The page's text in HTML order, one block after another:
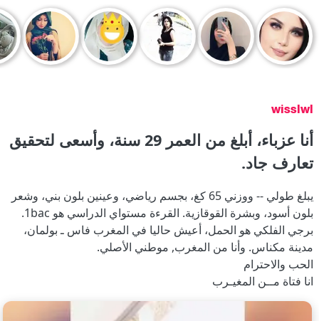
wisslwl
أنا عزباء، أبلغ من العمر 29 سنة، وأسعى لتحقيق
تعارف جاد.
يبلغ طولي -- ووزني 65 كغ، بجسم رياضي، وعينين بلون بني، وشعر
بلون أسود، وبشرة القوقازية. القرءة مستواي الدراسي هو 1bac.
برجي الفلكي هو الحمل، أعيش حاليا في المغرب فاس ـ بولمان،
مدينة مكناس. وأنا من المغرب, موطني الأصلي.
الحب والاحترام
انا فتاة مــن المغيـرب